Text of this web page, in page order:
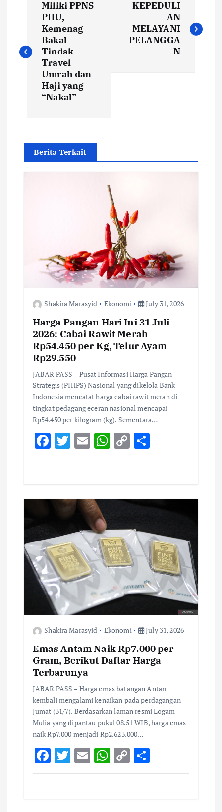
s
v
Miliki PPNS
PHU,
Kemenag
Bakal
Tindak
Travel
Umrah dan
Haji yang
“Nakal”
KEPEDULI
AN
MELAYANI
PELANGGA
N
Berita Terkait
Shakira Marasyid Ekonomi July 31, 2026
Harga Pangan Hari Ini 31 Juli
2026: Cabai Rawit Merah
Rp54.450 per Kg, Telur Ayam
Rp29.550
JABAR PASS – Pusat Informasi Harga Pangan
Strategis (PIHPS) Nasional yang dikelola Bank
Indonesia mencatat harga cabai rawit merah di
tingkat pedagang eceran nasional mencapai
Rp54.450 per kilogram (kg). Sementara…
F
ac
o
k
T
w
r
E
m
W
h
A
p
C
o
Li
k
S
h
Shakira Marasyid Ekonomi July 31, 2026
Emas Antam Naik Rp7.000 per
Gram, Berikut Daftar Harga
Terbarunya
JABAR PASS – Harga emas batangan Antam
kembali mengalami kenaikan pada perdagangan
Jumat (31/7). Berdasarkan laman resmi Logam
Mulia yang dipantau pukul 08.51 WIB, harga emas
naik Rp7.000 menjadi Rp2.623.000…
F
ac
T
w
E
m
W
h
C
o
S
h